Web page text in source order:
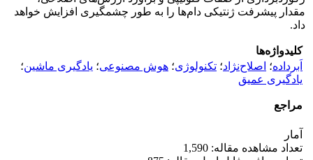
مقدار پیشرفت ژنتیکی دام‌ها را به طور چشمگیری افزایش خواهد
داد.
کلیدواژه‌ها
اَبرداده؛ اصلاح‌نژاد؛ تکنولوژی؛ هوش مصنوعی؛ یادگیری ماشین؛
یادگیری عمیق
مراجع
آمار
تعداد مشاهده مقاله: 1,590